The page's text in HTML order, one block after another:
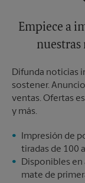
Empiece a
nuestras
Difunda noticias
sostener.
ventas. Ofertas
y más.
Impresión de
tiradas de 100
Disponibles en
mate de